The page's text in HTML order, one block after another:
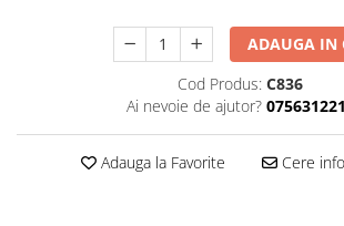
ADAUGA IN
Cod Produs: C836
Ai nevoie de ajutor?
Adauga la Favorite Cere